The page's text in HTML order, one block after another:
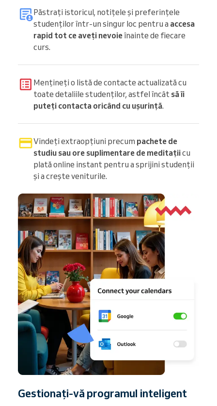
Păstrați istoricul, notițele și preferințele
studenților într-un singur loc pentru a accesa
rapid tot ce aveți nevoieînainte de fiecare
curs.
Mențineți o listă de contacte actualizată cu
toate detaliile studenților, astfel încât să îi
puteți contacta oricând cu ușurință.
Vindeți extraopțiuni precum pachete de
studiu sau ore suplimentare de meditațiicu
plată online instant pentru a sprijini studenții
și a crește veniturile.
Gestionați-vă programul inteligent